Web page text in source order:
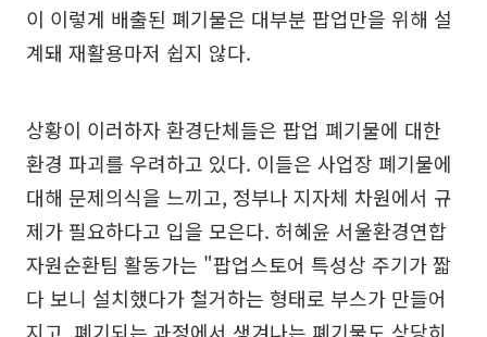
이 이렇게 배출된 폐기물은 대부분 팝업만을 위해 설
계돼 재활용마저 쉽지 않다.
상황이 이러하자 환경단체들은 팝업 폐기물에 대한
환경 파괴를 우려하고 있다. 이들은 사업장 폐기물에
대해 문제의식을 느끼고, 정부나 지자체 차원에서 규
제가 필요하다고 입을 모은다. 허혜윤 서울환경연합
자원순환팀 활동가는 "팝업스토어 특성상 주기가 짧
다 보니 설치했다가 철거하는 형태로 부스가 만들어
지고, 폐기되는 과정에서 생겨나는 폐기물도 상당히